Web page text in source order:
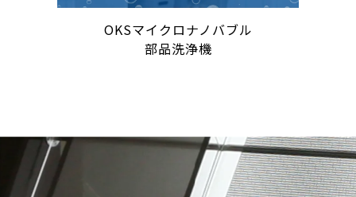
OKSマイクロナノバブル
部品洗浄機